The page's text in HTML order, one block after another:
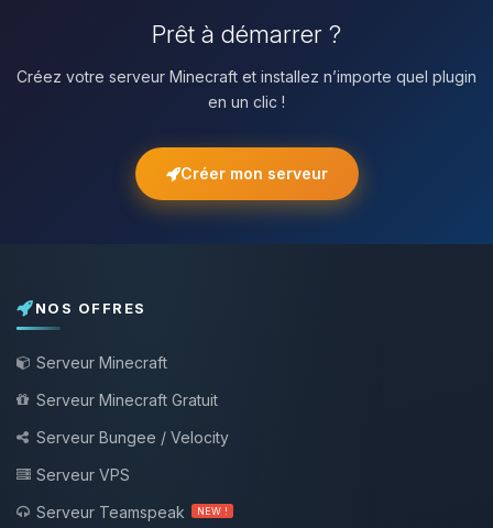
Prêt à démarrer ?
Créez votre serveur Minecraft et installez n’importe quel plugin
en un clic !
Créer mon serveur
NOS OFFRES
Serveur Minecraft
Serveur Minecraft Gratuit
Serveur Bungee / Velocity
Serveur VPS
Serveur Teamspeak
NEW !